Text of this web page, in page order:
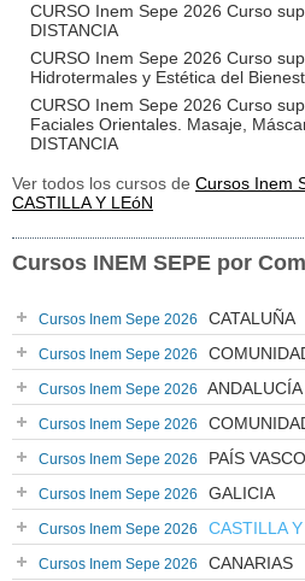
CURSO Inem Sepe 2026 Curso
DISTANCIA
CURSO Inem Sepe 2026 Curso
Hidrotermales y Estética del
CURSO Inem Sepe 2026 Curso
Faciales Orientales. Masaje,
DISTANCIA
Ver todos los cursos de Cursos Inem
CASTILLA Y LEóN
Cursos INEM SEPE por
Cursos Inem Sepe 2026 CATALUÑA
Cursos Inem Sepe 2026
Cursos Inem Sepe 2026 ANDALUCÍA
Cursos Inem Sepe 2026
Cursos Inem Sepe 2026 PAÍS VASCO
Cursos Inem Sepe 2026 GALICIA
Cursos Inem Sepe 2026 CASTILLA
Cursos Inem Sepe 2026 CANARIAS